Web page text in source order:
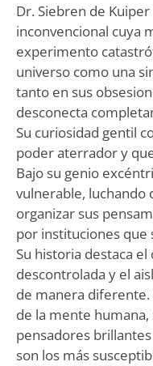
Dr. Siebren de
inconvencional cuya
experimento
universo como una
tanto en sus
desconecta
Su curiosidad gentil
poder aterrador y
Bajo su genio
vulnerable,
organizar sus
por instituciones que
Su historia destaca
descontrolada y el
de manera diferente.
de la mente
pensadores
son los más